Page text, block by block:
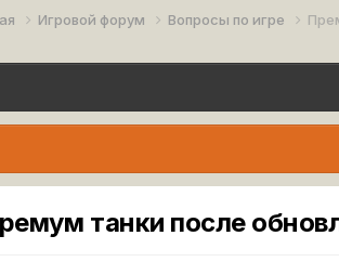
Игровой форум Вопросы по игре
танки после